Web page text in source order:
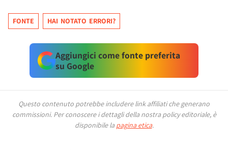
FONTE HAI NOTATO ERRORI?
Aggiungici come fonte preferita
su Google
Questo contenuto potrebbe includere link affiliati che generano
commissioni. Per conoscere i dettagli della nostra policy editoriale, è
disponibile la pagina etica.